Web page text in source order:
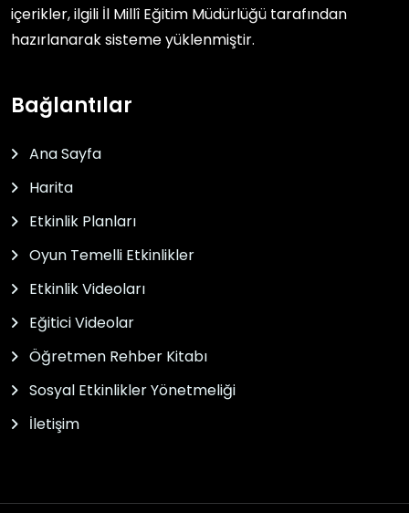
içerikler, ilgili İl Millî Eğitim Müdürlüğü tarafından
hazırlanarak sisteme yüklenmiştir.
Bağlantılar
Ana Sayfa
Harita
Etkinlik Planları
Oyun Temelli Etkinlikler
Etkinlik Videoları
Eğitici Videolar
Öğretmen Rehber Kitabı
Sosyal Etkinlikler Yönetmeliği
İletişim